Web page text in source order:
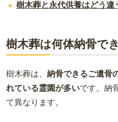
樹木葬と永代供養はどう違
樹木葬は何体納骨で
樹木葬は、 納骨できるご遺骨
れている霊園が多いです。納
て異なります。